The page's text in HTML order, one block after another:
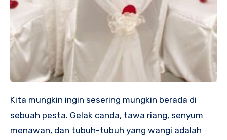
Kita mungkin ingin sesering mungkin berada di
sebuah pesta. Gelak canda, tawa riang, senyum
menawan, dan tubuh-tubuh yang wangi adalah